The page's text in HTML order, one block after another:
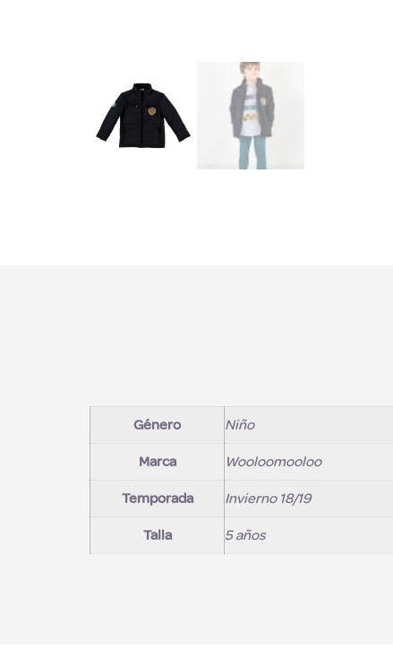
Género Niño
Marca Wooloomooloo
Temporada Invierno 18/19
Talla 5 años